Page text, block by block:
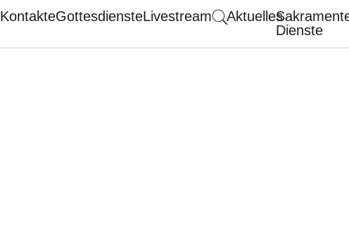
KontakteGottesdiensteLivestream Aktuelles
Dienste